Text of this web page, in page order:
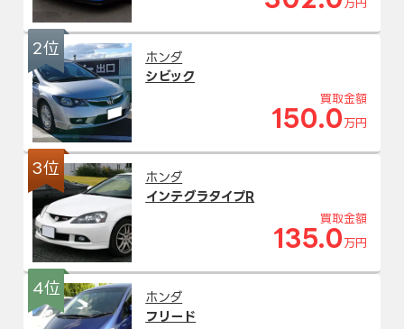
万円
2位
ホンダ
シビック
買取金額
150.0 万円
3位
ホンダ
インテグラタイプR
買取金額
135.0 万円
4位
ホンダ
フリード